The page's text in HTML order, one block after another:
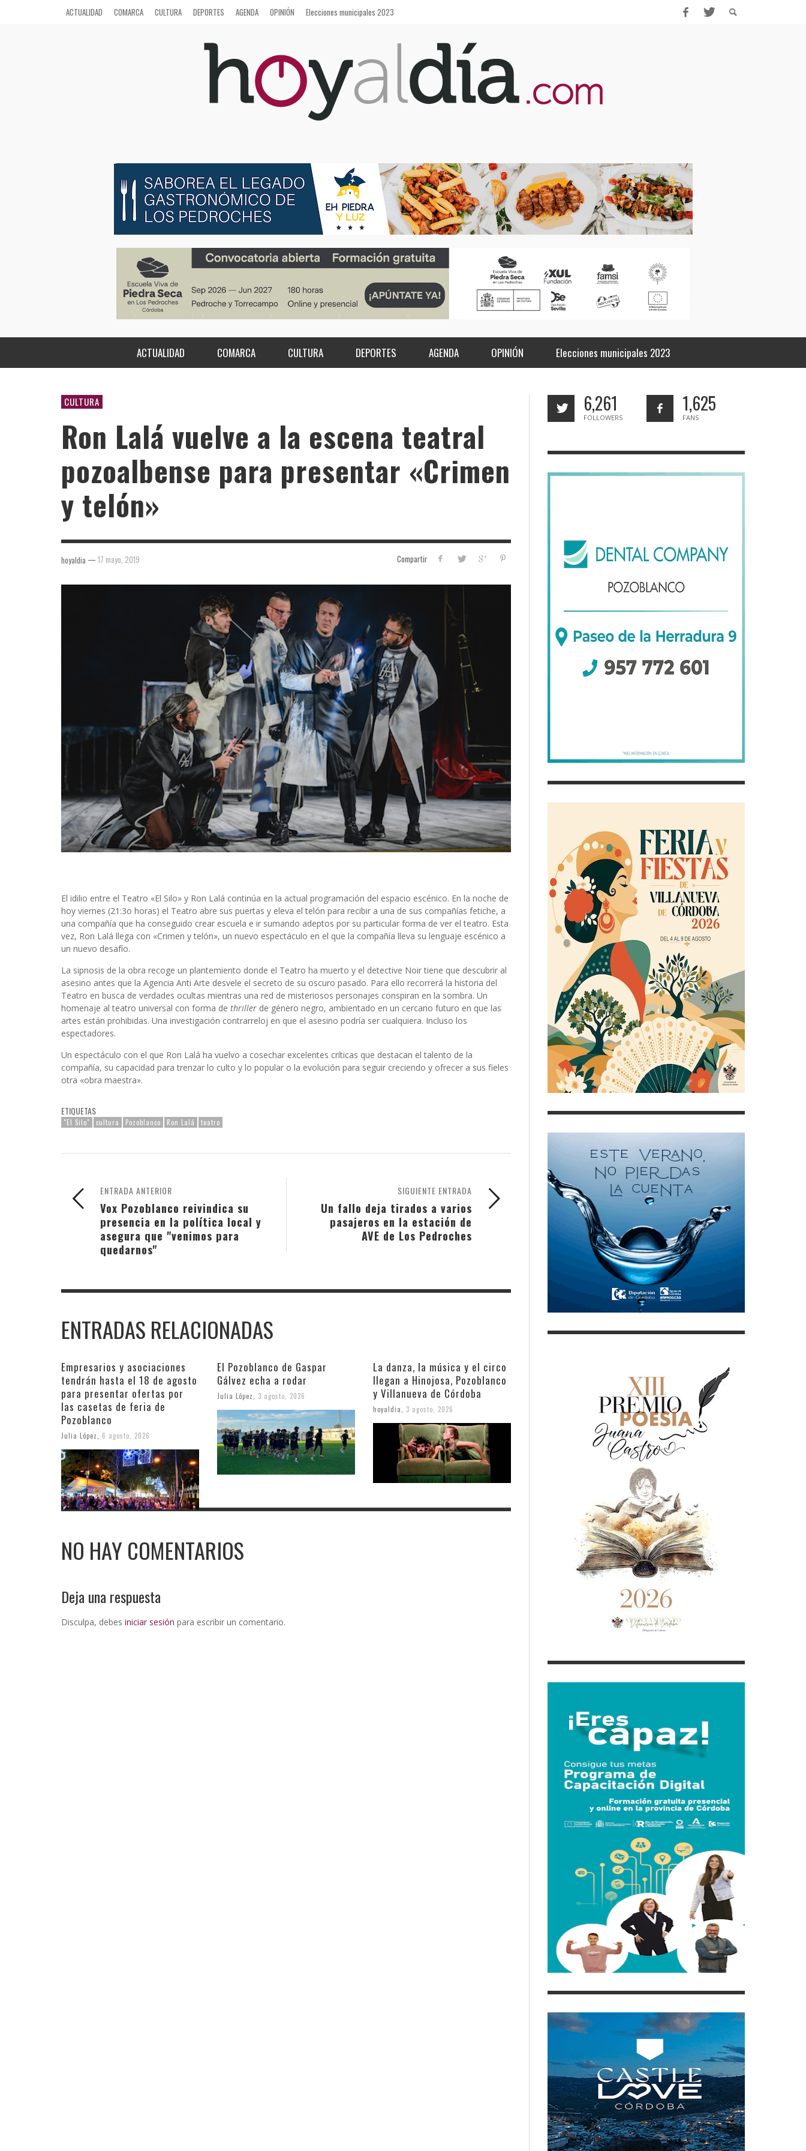
ACTUALIDAD COMARCA CULTURA DEPORTES AGENDA OPINIÓN Elecciones municipales 2023
ACTUALIDAD COMARCA CULTURA DEPORTES AGENDA OPINIÓN Elecciones municipales 2023
CULTURA
Ron Lalá vuelve a la escena teatral
pozoalbense para presentar «Crimen
y telón»
Compartir
hoyaldia — 17 mayo, 2019
El idilio entre el Teatro «El Silo» y Ron Lalá continúa en la actual programación del espacio escénico. En la noche de
hoy viernes (21:3o horas) el Teatro abre sus puertas y eleva el telón para recibir a una de sus compañías fetiche, a
una compañía que ha conseguido crear escuela e ir sumando adeptos por su particular forma de ver el teatro. Esta
vez, Ron Lalá llega con «Crimen y telón», un nuevo espectáculo en el que la compañía lleva su lenguaje escénico a
un nuevo desafío.
La sipnosis de la obra recoge un plantemiento donde el Teatro ha muerto y el detective Noir tiene que descubrir al
asesino antes que la Agencia Anti Arte desvele el secreto de su oscuro pasado. Para ello recorrerá la historia del
Teatro en busca de verdades ocultas mientras una red de misteriosos personajes conspiran en la sombra. Un
homenaje al teatro universal con forma de thriller de género negro, ambientado en un cercano futuro en que las
artes están prohibidas. Una investigación contrarreloj en que el asesino podría ser cualquiera. Incluso los
espectadores.
Un espectáculo con el que Ron Lalá ha vuelvo a cosechar excelentes críticas que destacan el talento de la
compañía, su capacidad para trenzar lo culto y lo popular o la evolución para seguir creciendo y ofrecer a sus fieles
otra «obra maestra».
ETIQUETAS
"El Silo" cultura Pozoblanco Ron Lalá teatro
SIGUIENTE ENTRADA
Un fallo deja tirados a varios
pasajeros en la estación de
AVE de Los Pedroches
ENTRADA ANTERIOR
Vox Pozoblanco reivindica su
presencia en la política local y
asegura que "venimos para
quedarnos"
ENTRADAS RELACIONADAS
Empresarios y asociaciones
tendrán hasta el 18 de agosto
para presentar ofertas por
las casetas de feria de
Pozoblanco
Julia López 6 agosto, 2026
El Pozoblanco de Gaspar
Gálvez echa a rodar
Julia López 3 agosto, 2026
La danza, la música y el circo
llegan a Hinojosa, Pozoblanco
y Villanueva de Córdoba
hoyaldia 3 agosto, 2026
NO HAY COMENTARIOS
Deja una respuesta
Disculpa, debes iniciar sesión para escribir un comentario.
6,261
FOLLOWERS
1,625
FANS